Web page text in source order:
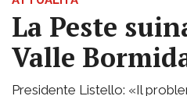
La Peste
Valle
Presidente Listello: «Il